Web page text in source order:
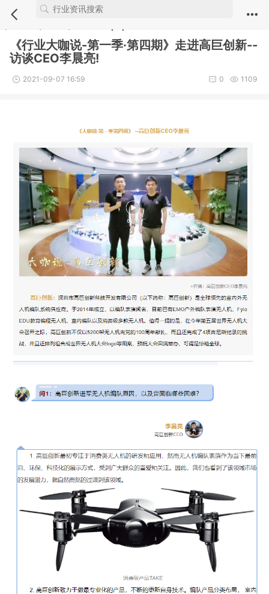
Notice : Undefined index: comment_module in
/webdata/new.iuvs.c
《行业大咖说-第一季·第四期》走进高巨创新--
访谈CEO李晨亮!
2021-09-07 16:59 1109
0